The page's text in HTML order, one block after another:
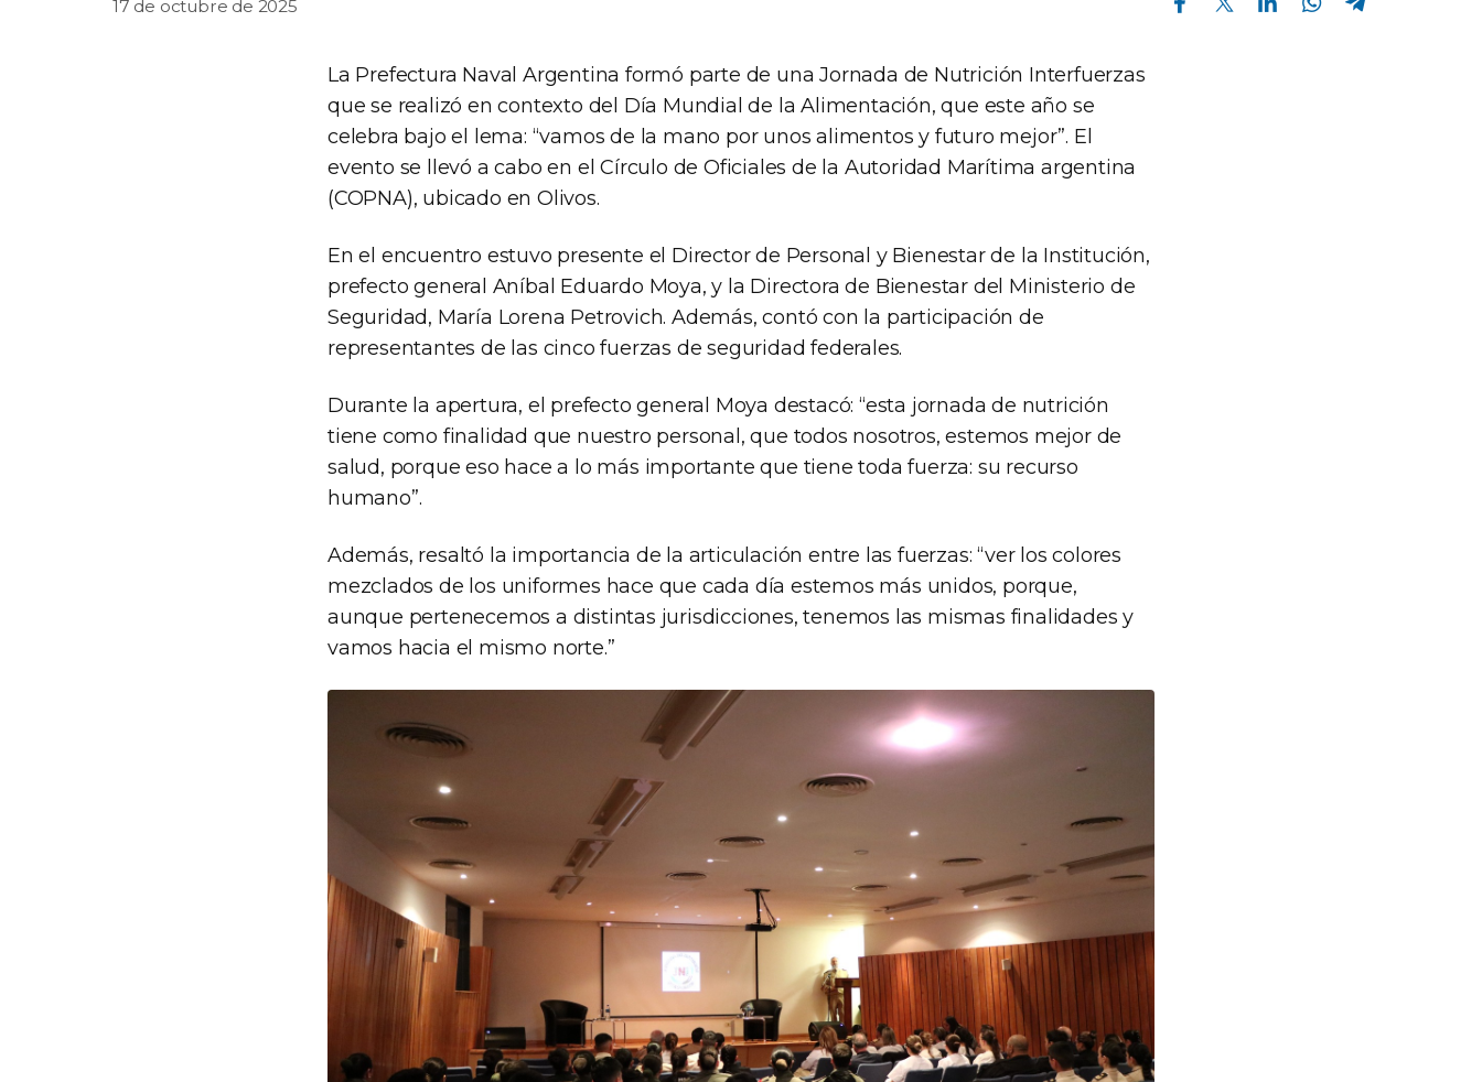
17 de octubre de 2025
La Prefectura Naval Argentina formó parte de una Jornada de Nutrición Interfuerzas
que se realizó en contexto del Día Mundial de la Alimentación, que este año se
celebra bajo el lema: “vamos de la mano por unos alimentos y futuro mejor”. El
evento se llevó a cabo en el Círculo de Oficiales de la Autoridad Marítima argentina
(COPNA), ubicado en Olivos.
En el encuentro estuvo presente el Director de Personal y Bienestar de la Institución,
prefecto general Aníbal Eduardo Moya, y la Directora de Bienestar del Ministerio de
Seguridad, María Lorena Petrovich. Además, contó con la participación de
representantes de las cinco fuerzas de seguridad federales.
Durante la apertura, el prefecto general Moya destacó: “esta jornada de nutrición
tiene como finalidad que nuestro personal, que todos nosotros, estemos mejor de
salud, porque eso hace a lo más importante que tiene toda fuerza: su recurso
humano”.
Además, resaltó la importancia de la articulación entre las fuerzas: “ver los colores
mezclados de los uniformes hace que cada día estemos más unidos, porque,
aunque pertenecemos a distintas jurisdicciones, tenemos las mismas finalidades y
vamos hacia el mismo norte.”